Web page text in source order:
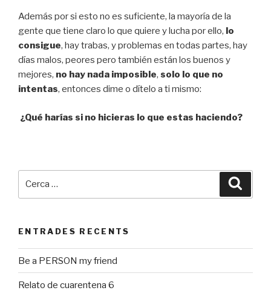
Además por si esto no es suficiente, la mayoría de la
gente que tiene claro lo que quiere y lucha por ello, lo
consigue, hay trabas, y problemas en todas partes, hay
días malos, peores pero también están los buenos y
mejores, no hay nada imposible, solo lo que no
intentas, entonces dime o dítelo a ti mismo:
¿Qué harías si no hicieras lo que estas haciendo?
ENTRADES RECENTS
Be a PERSON my friend
Relato de cuarentena 6